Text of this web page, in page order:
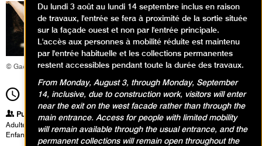
© Gaël Rapon
15h00 Durée2h00
Publics
Adultes
Enfants / Ados
Du lundi 3 août au lundi 14 septembre inclus en raison
de travaux, l'entrée se fera à proximité de la sortie située
sur la façade ouest et non par l'entrée principale.
L'accès aux personnes à mobilité réduite est maintenu
par l'entrée habituelle et les collections permanentes
restent accessibles pendant toute la durée des travaux.
From Monday, August 3, through Monday, September
14, inclusive, due to construction work, visitors will enter
near the exit on the west facade rather than through the
main entrance. Access for people with limited mobility
will remain available through the usual entrance, and the
permanent collections will remain open throughout the